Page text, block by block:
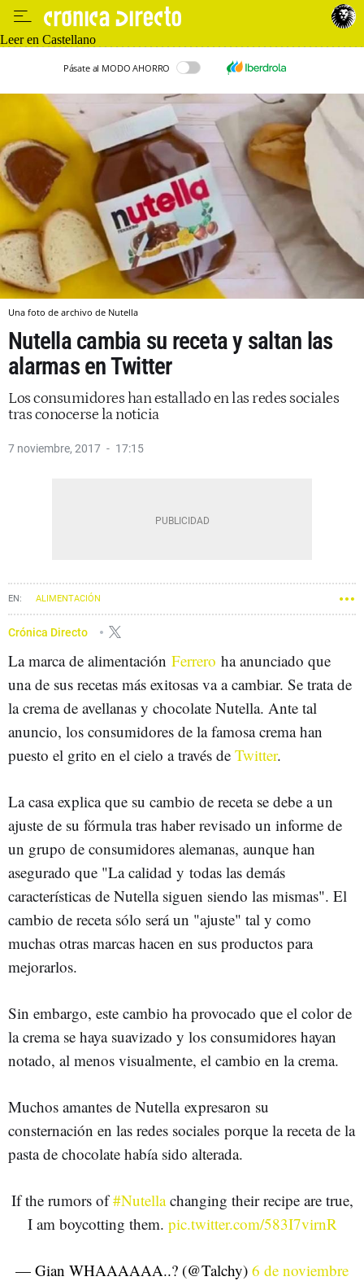
Leer en Castellano
Pásate al MODO AHORRO
Una foto de archivo de Nutella
Nutella cambia su receta y saltan las
alarmas en Twitter
Los consumidores han estallado en las redes sociales
tras conocerse la noticia
7 noviembre, 2017 17:15
ALIMENTACIÓN
Crónica Directo
La marca de alimentación Ferrero ha anunciado que
una de sus recetas más exitosas va a cambiar. Se trata de
la crema de avellanas y chocolate Nutella. Ante tal
anuncio, los consumidores de la famosa crema han
puesto el grito en el cielo a través de Twitter.
La casa explica que su cambio de receta se debe a un
ajuste de su fórmula tras haber revisado un informe de
un grupo de consumidores alemanas, aunque han
asegurado que "La calidad y todas las demás
características de Nutella siguen siendo las mismas". El
cambio de receta sólo será un "ajuste" tal y como
muchas otras marcas hacen en sus productos para
mejorarlos.
Sin embargo, este cambio ha provocado que el color de
la crema se haya suavizado y los consumidores hayan
notado, al menos visualmente, el cambio en la crema.
Muchos amantes de Nutella expresaron su
consternación en las redes sociales porque la receta de la
pasta de chocolate había sido alterada.
If the rumors of#Nutellachanging their recipe are true,
I am boycotting them. pic.twitter.com/583I7virnR
— Gian WHAAAAAA..? (@Talchy) 6 de noviembre